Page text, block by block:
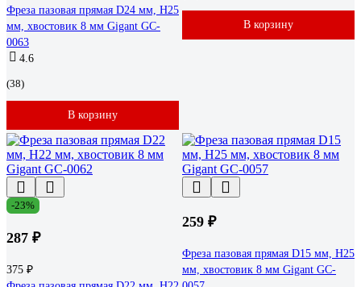
Фреза пазовая прямая D24 мм, H25
мм, хвостовик 8 мм Gigant GC-
0063
4.6
(38)
В корзину
В корзину
-23%
287 ₽
375 ₽
259 ₽
Фреза пазовая прямая D15 мм, H25
мм, хвостовик 8 мм Gigant GC-